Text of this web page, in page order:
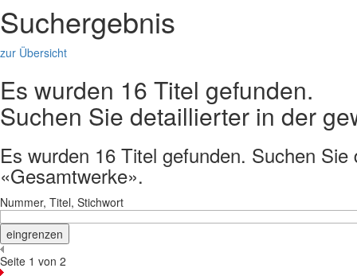
Suchergebnis
zur Übersicht
Es wurden 16 Titel gefunden.
Suchen Sie detaillierter in der
Es wurden 16 Titel gefunden. Suchen
«Gesamtwerke».
Nummer, Titel, Stichwort
Seite 1 von 2